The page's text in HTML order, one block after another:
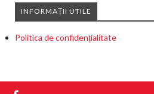
INFORMAȚII UTILE
Politica de confidențialitate